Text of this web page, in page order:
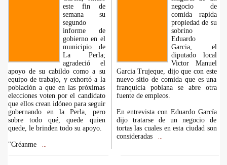
este fin de
semana su
segundo
informe de
gobierno en el
municipio de
La Perla;
agradeció el
apoyo de su cabildo como a su
equipo de trabajo, y exhortó a la
población a que en las próximas
elecciones voten por el candidato
que ellos crean idóneo para seguir
gobernando en la Perla, pero
sobre todo qué, quede quien
quede, le brinden todo su apoyo.
"Créanme
negocio de
comida rapida
propiedad de su
sobrino
Eduardo
Garcia, el
diputado local
Victor Manuel
Garcia Trujeque, dijo que con este
nuevo sitio de comida que es una
franquicia poblana se abre otra
fuente de empleos.
En entrevista con Eduardo García
dijo tratarse de un negocio de
tortas las cuales en esta ciudad son
consideradas